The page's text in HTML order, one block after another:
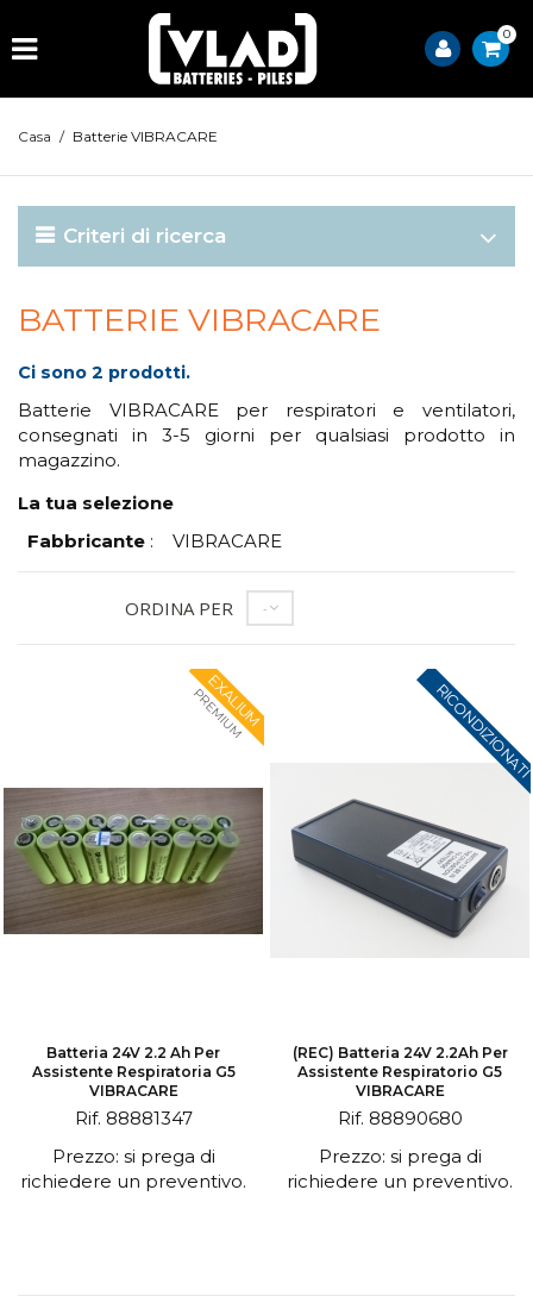
0
Casa / Batterie VIBRACARE
Criteri di ricerca
BATTERIE VIBRACARE
Ci sono 2 prodotti.
Batterie VIBRACARE per respiratori e ventilatori,
consegnati in 3-5 giorni per qualsiasi prodotto in
magazzino.
La tua selezione
Fabbricante : VIBRACARE
ORDINA PER --
EXALIUM
PREMIUM
Batteria 24V 2.2 Ah Per
Assistente Respiratoria G5
VIBRACARE
Rif. 88881347
Prezzo: si prega di
richiedere un preventivo.
RICONDIZIONATI
(REC) Batteria 24V 2.2Ah Per
Assistente Respiratorio G5
VIBRACARE
Rif. 88890680
Prezzo: si prega di
richiedere un preventivo.